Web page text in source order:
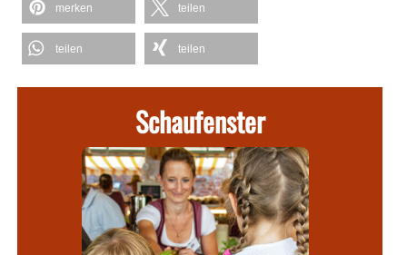
merken teilen
teilen teilen
Schaufenster